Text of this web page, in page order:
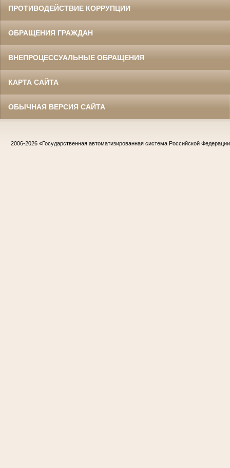
ПРОТИВОДЕЙСТВИЕ КОРРУПЦИИ
ОБРАЩЕНИЯ ГРАЖДАН
ВНЕПРОЦЕССУАЛЬНЫЕ ОБРАЩЕНИЯ
КАРТА САЙТА
ОБЫЧНАЯ ВЕРСИЯ САЙТА
2006-2026 «Государственная автоматизированная система Российской